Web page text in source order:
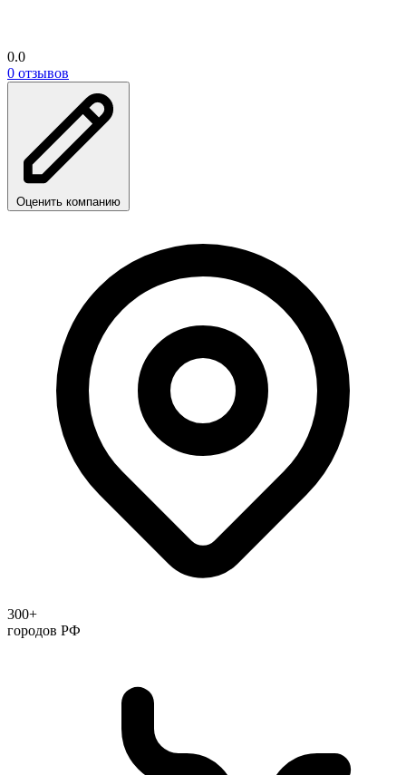
0.0
0 отзывов
Оценить компанию
300+
городов РФ